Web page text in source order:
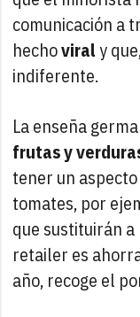
comunicación a
hechoviraly
indiferente.
La enseña
frutas y
tener un
tomates, por
que sustituirán
retailer es
año, recoge el